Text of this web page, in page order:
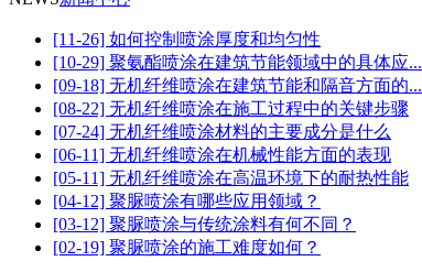
[11-26] 如何控制喷涂厚度和均匀性
[10-29] 聚氨酯喷涂在建筑节能领域中的具体应...
[09-18] 无机纤维喷涂在建筑节能和隔音方面的...
[08-22] 无机纤维喷涂在施工过程中的关键步骤
[07-24] 无机纤维喷涂材料的主要成分是什么
[06-11] 无机纤维喷涂在机械性能方面的表现
[05-11] 无机纤维喷涂在高温环境下的耐热性能
[04-12] 聚脲喷涂有哪些应用领域？
[03-12] 聚脲喷涂与传统涂料有何不同？
[02-19] 聚脲喷涂的施工难度如何？